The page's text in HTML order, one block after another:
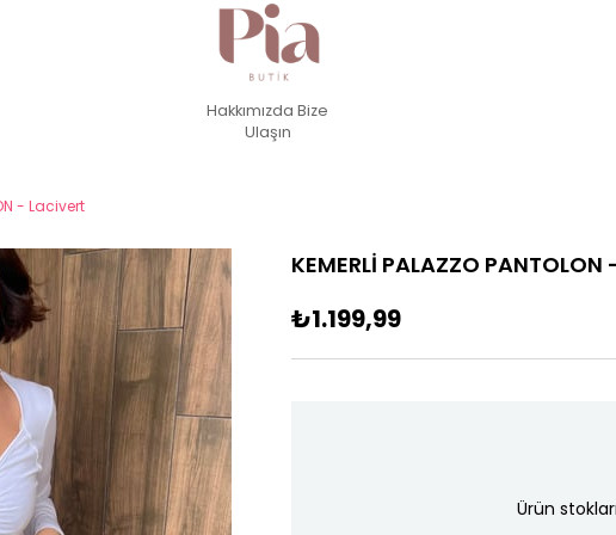
Hakkımızda Bize
Ulaşın
- Lacivert
KEMERLİ PALAZZO
₺1.199,99
Ürün